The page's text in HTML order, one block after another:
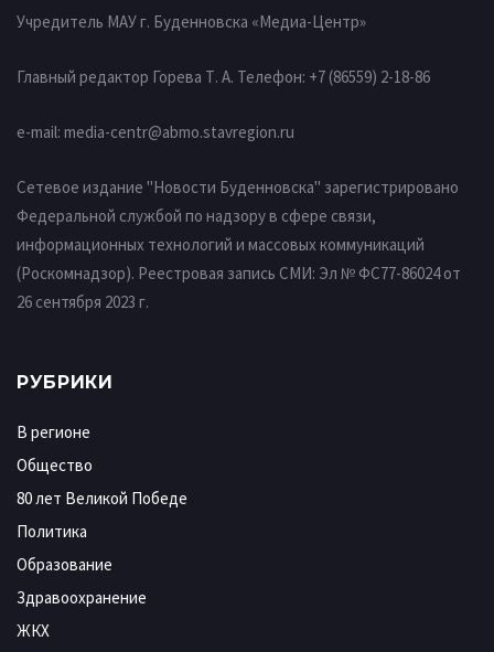
Учредитель МАУ г. Буденновска «Медиа-Центр»
Главный редактор Горева Т. А. Телефон: +7 (86559) 2-18-86
e-mail: media-centr@abmo.stavregion.ru
Сетевое издание "Новости Буденновска" зарегистрировано
Федеральной службой по надзору в сфере связи,
информационных технологий и массовых коммуникаций
(Роскомнадзор). Реестровая запись СМИ: Эл № ФС77-86024 от
26 сентября 2023 г.
РУБРИКИ
В регионе
Общество
80 лет Великой Победе
Политика
Образование
Здравоохранение
ЖКХ